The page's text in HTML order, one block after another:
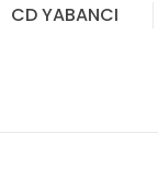
CD YABANCI